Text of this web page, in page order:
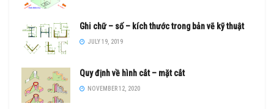
Ghi chữ – số – kích thước trong bản vẽ kỹ thuật
JULY 19, 2019
Quy định về hình cắt – mặt cắt
NOVEMBER 12, 2020